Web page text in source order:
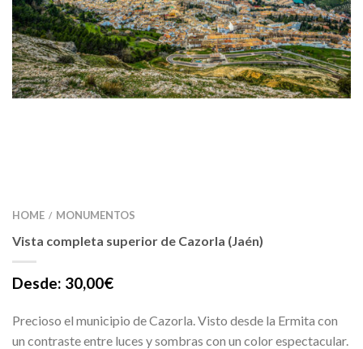
HOME / MONUMENTOS
Vista completa superior de Cazorla (Jaén)
Desde: 30,00€
Precioso el municipio de Cazorla. Visto desde la Ermita con
un contraste entre luces y sombras con un color espectacular.